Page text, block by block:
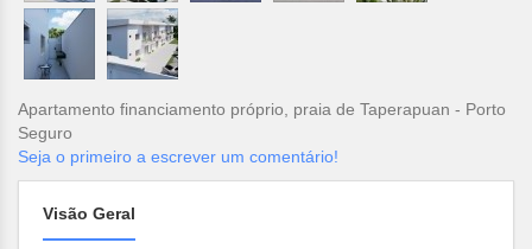
Apartamento financiamento próprio, praia de Taperapuan - Porto
Seguro
Seja o primeiro a escrever um comentário!
Visão Geral